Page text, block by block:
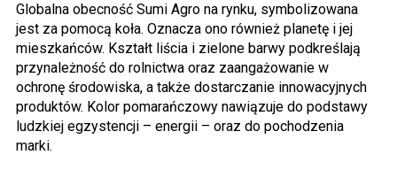
Globalna obecność Sumi Agro na rynku, symbolizowana
jest za pomocą koła. Oznacza ono również planetę i jej
mieszkańców. Kształt liścia i zielone barwy podkreślają
przynależność do rolnictwa oraz zaangażowanie w
ochronę środowiska, a także dostarczanie innowacyjnych
produktów. Kolor pomarańczowy nawiązuje do podstawy
ludzkiej egzystencji – energii – oraz do pochodzenia
marki.